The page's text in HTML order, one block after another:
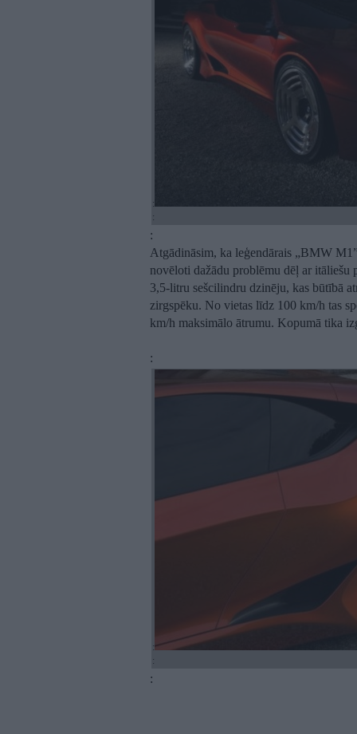
:
:
:
Atgādināsim, ka leģendārais „BMW
novēloti dažādu problēmu dēļ ar
3,5-litru sešcilindru dzinēju, kas būtībā
zirgspēku. No vietas līdz 100 km/h tas
km/h maksimālo ātrumu. Kopumā tika
:
:
:
: